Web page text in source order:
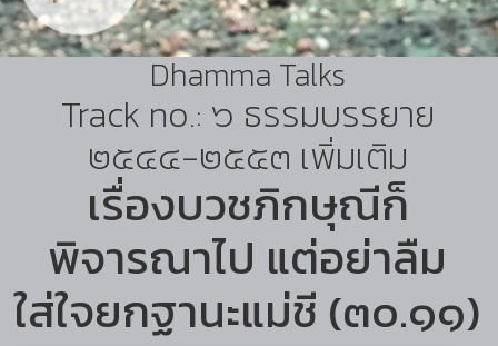
Dhamma Talks
Track no.: ๖ ธรรมบรรยาย
๒๕๔๔-๒๕๕๓ เพิ่มเติม
เรื่องบวชภิกษุณีก็
พิจารณาไป แต่อย่าลืม
ใส่ใจยกฐานะแม่ชี (๓๐.๑๑)